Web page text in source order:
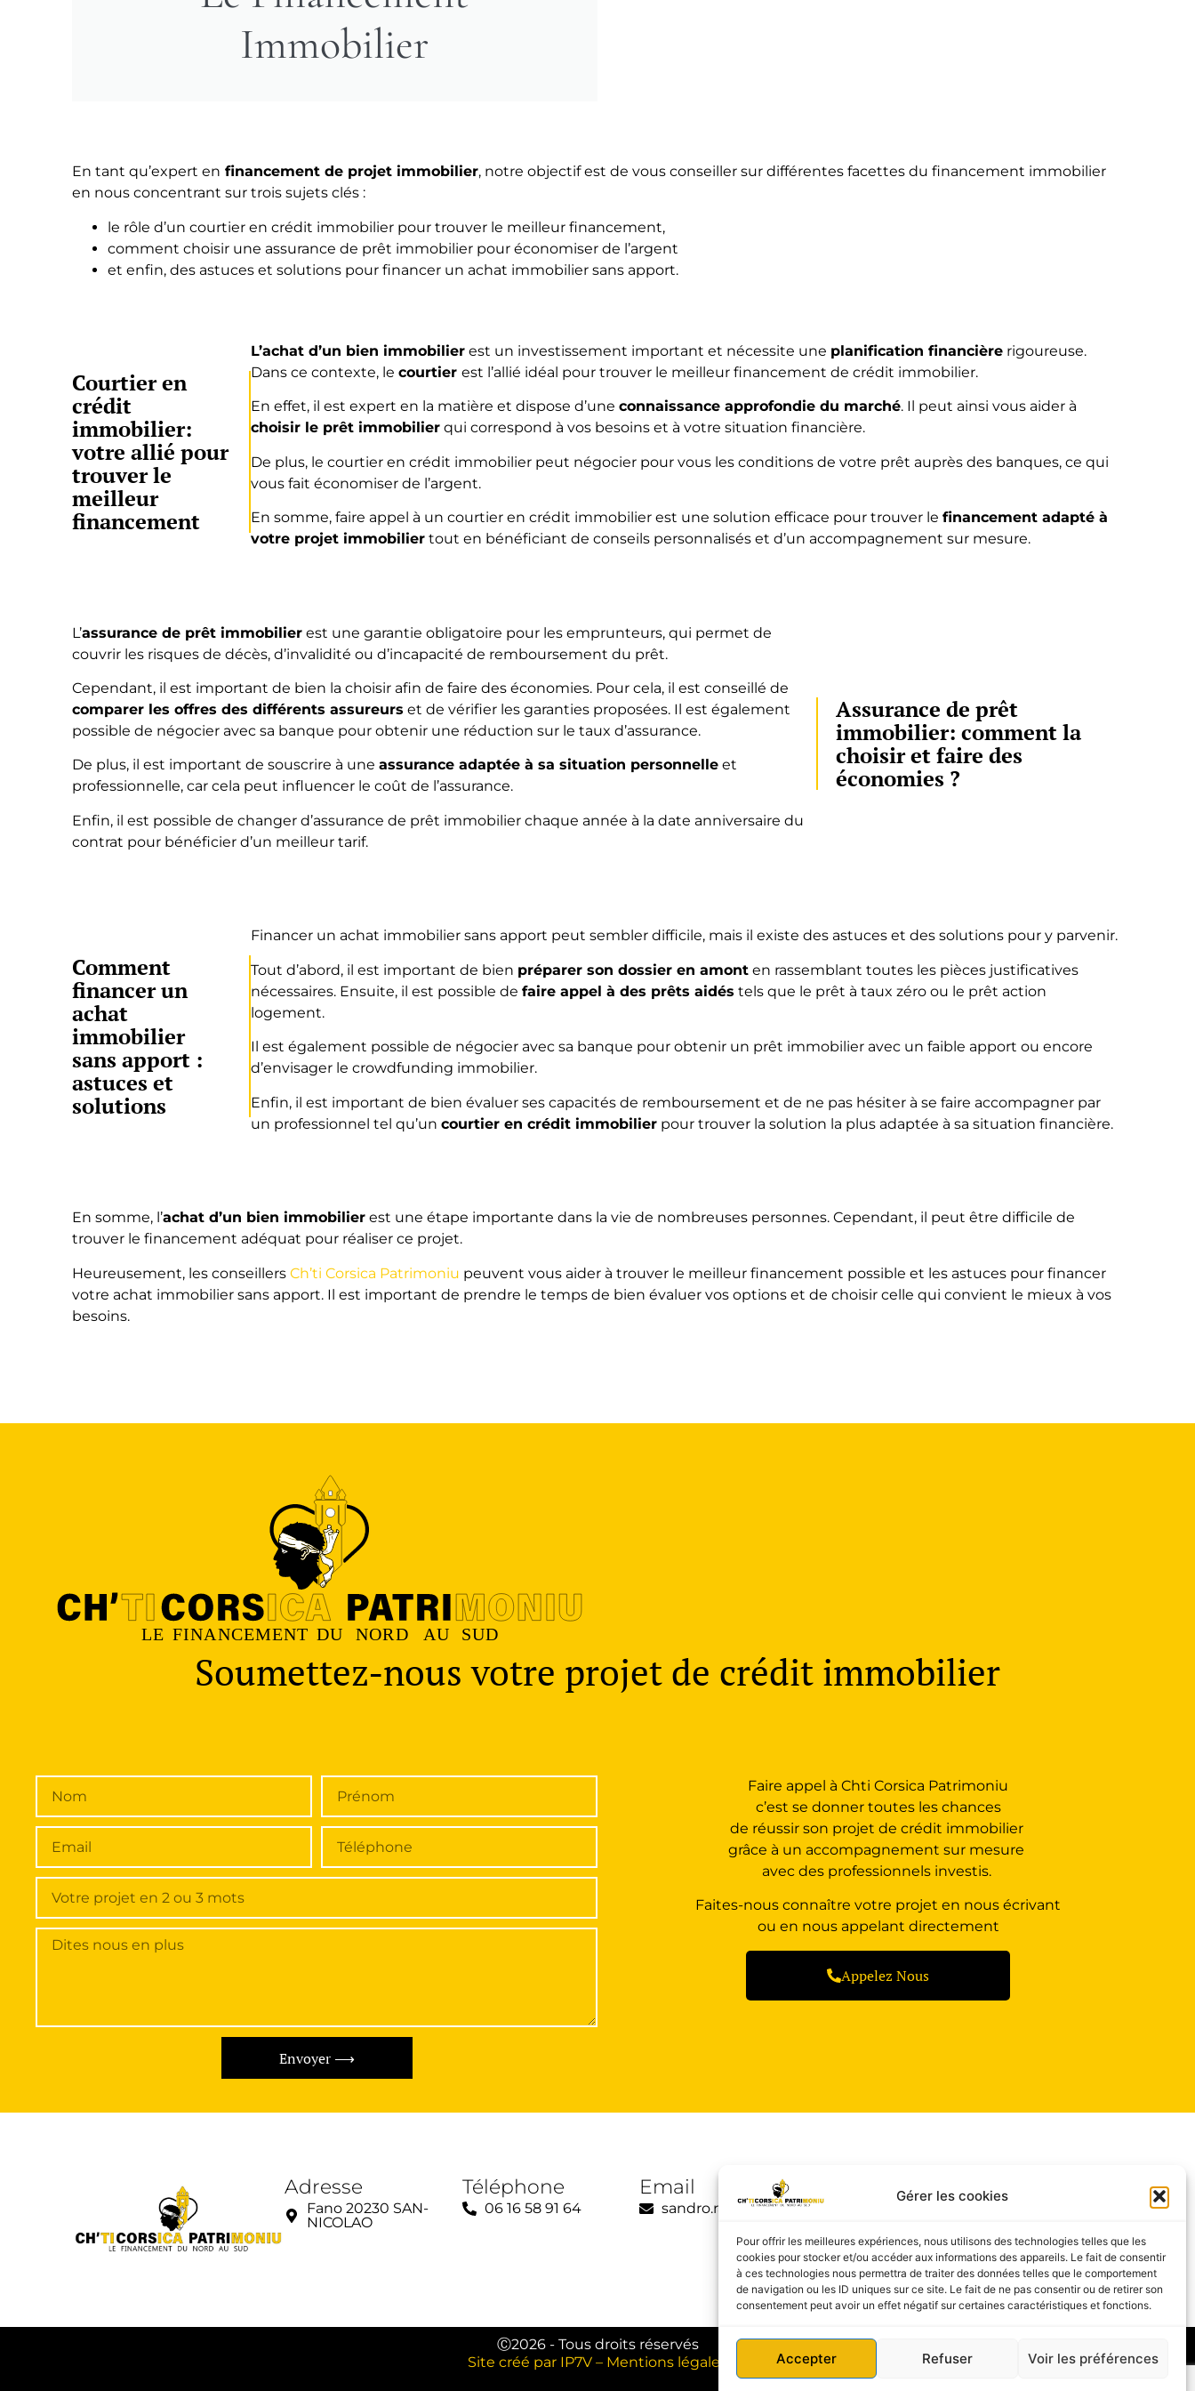
Gérer les cookies
Pour offrir les meilleures expériences, nous utilisons des technologies telles que les
cookies pour stocker et/ou accéder aux informations des appareils. Le fait de consentir
à ces technologies nous permettra de traiter des données telles que le comportement
de navigation ou les ID uniques sur ce site. Le fait de ne pas consentir ou de retirer son
consentement peut avoir un effet négatif sur certaines caractéristiques et fonctions.
Accepter Refuser Voir les préférences
Immobilier
En tant qu’expert en financement de projet immobilier, notre objectif est de vous conseiller sur différentes facettes du financement immobilier
en nous concentrant sur trois sujets clés :
le rôle d’un courtier en crédit immobilier pour trouver le meilleur financement,
comment choisir une assurance de prêt immobilier pour économiser de l’argent
et enfin, des astuces et solutions pour financer un achat immobilier sans apport.
Courtier en
crédit
immobilier:
votre allié pour
trouver le
meilleur
financement
L’achat d’un bien immobilier est un investissement important et nécessite une planification financière rigoureuse.
Dans ce contexte, lecourtierest l’allié idéal pour trouver le meilleur financement de crédit immobilier.
En effet, il est expert en la matière et dispose d’uneconnaissance approfondie du marché. Il peut ainsi vous aider à
choisir le prêt immobilier qui correspond à vos besoins et à votre situation financière.
De plus, le courtier en crédit immobilier peut négocier pour vous les conditions de votre prêt auprès des banques, ce qui
vous fait économiser de l’argent.
En somme, faire appel à un courtier en crédit immobilier est une solution efficace pour trouver lefinancement adapté à
votre projet immobilier tout en bénéficiant de conseils personnalisés et d’un accompagnement sur mesure.
L’assurance deprêt immobilierest une garantie obligatoire pour les emprunteurs, qui permet de
couvrir les risques de décès, d’invalidité ou d’incapacité de remboursement du prêt.
Cependant, il est important de bien la choisir afin de faire des économies. Pour cela, il est conseillé de
comparer les offres des différents assureurs et de vérifier les garanties proposées. Il est également
possible de négocier avec sa banque pour obtenir une réduction sur le taux d’assurance.
De plus, il est important de souscrire à une assurance adaptée à sa situation personnelleet
professionnelle, car cela peut influencer le coût de l’assurance.
Enfin, il est possible de changer d’assurance de prêt immobilier chaque année à la date anniversaire du
contrat pour bénéficier d’un meilleur tarif.
Assurance de prêt
immobilier: comment la
choisir et faire des
économies ?
Comment
financer un
achat
immobilier
sans apport :
astuces et
solutions
Financer un achat immobilier sans apport peut sembler difficile, mais il existe des astuces et des solutions pour y parvenir.
Tout d’abord, il est important de bien préparer son dossier en amont en rassemblant toutes les pièces justificatives
nécessaires. Ensuite, il est possible defaire appel à des prêts aidés tels que le prêt à taux zéro ou le prêt action
logement.
Il est également possible de négocier avec sa banque pour obtenir un prêt immobilier avec un faible apport ou encore
d’envisager le crowdfunding immobilier.
Enfin, il est important de bien évaluer ses capacités de remboursement et de ne pas hésiter à se faire accompagner par
un professionnel tel qu’uncourtier en crédit immobilier pour trouver la solution la plus adaptée à sa situation financière.
En somme, l’achat d’un bien immobilierest une étape importante dans la vie de nombreuses personnes. Cependant, il peut être difficile de
trouver le financement adéquat pour réaliser ce projet.
Heureusement, les conseillers Ch’ti Corsica Patrimoniu peuvent vous aider à trouver le meilleur financement possible et les astuces pour financer
votre achat immobilier sans apport. Il est important de prendre le temps de bien évaluer vos options et de choisir celle qui convient le mieux à vos
besoins.
Soumettez-nous votre projet de crédit immobilier
Envoyer ⟶
Faire appel à Chti Corsica Patrimoniu
c’est se donner toutes les chances
de réussir son projet de crédit immobilier
grâce à un accompagnement sur mesure
avec des professionnels investis.
Faites-nous connaître votre projet en nous écrivant
ou en nous appelant directement
Appelez Nous
Adresse
Fano 20230 SAN-
NICOLAO
Téléphone
06 16 58 91 64
Email
sandro.raimondi@chticorsicapatrimoniu.fr
Ⓒ2026 - Tous droits réservés
Site créé par IP7V – Mentions légales